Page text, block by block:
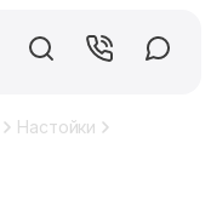
Настойки